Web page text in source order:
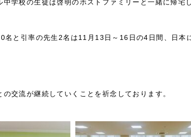
学校の生徒は啓明のホストファミリーと一緒に帰宅
名と引率の先生2名は11月13日～16日の4日間、日本
交流が継続していくことを祈念しております。